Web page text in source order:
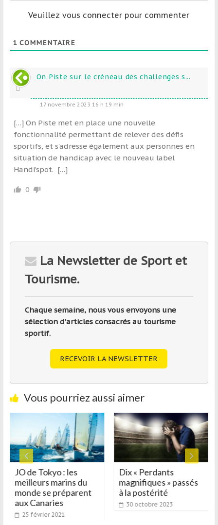
Veuillez vous connecter pour commenter
1COMMENTAIRE
On Piste sur le créneau des challenges s...
17 novembre 2023 16 h 19 min
[…] On Piste met en place une nouvelle
fonctionnalité permettant de relever des défis
sportifs, et s’adresse également aux personnes en
situation de handicap avec le nouveau label
Handi’spot. […]
0
La Newsletter de Sport et
Tourisme.
Chaque semaine, nous vous envoyons une
sélection d'articles consacrés au tourisme
sportif.
RECEVOIR LA NEWSLETTER
Vous pourriez aussi aimer
JO de Tokyo : les
meilleurs marins du
monde se préparent
aux Canaries
25 février 2021
Dix « Perdants
magnifiques » passés
à la postérité
30 octobre 2023